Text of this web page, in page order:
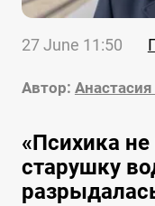
27 June 11:50
Автор:
«Психика
старушку